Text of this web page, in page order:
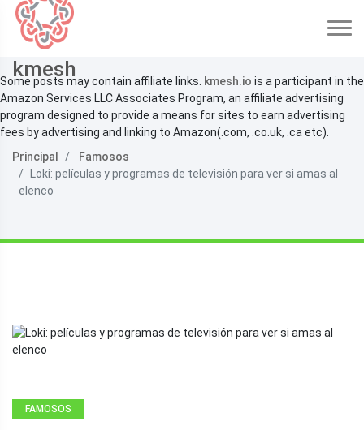
kmesh
Some posts may contain affiliate links. kmesh.io is a participant in the
Amazon Services LLC Associates Program, an affiliate advertising
program designed to provide a means for sites to earn advertising
fees by advertising and linking to Amazon(.com, .co.uk, .ca etc).
Principal
Famosos
Loki: películas y programas de televisión para ver si amas al
elenco
FAMOSOS